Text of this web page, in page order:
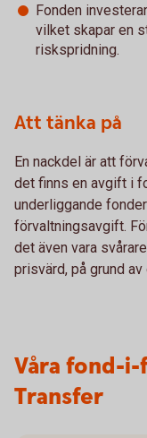
Fonden
vilket skapar en
riskspridning.
Att tänka på
En nackdel är att
det finns en avgift i
underliggande
förvaltningsavgift.
det även vara
prisvärd, på grund
Våra fond-
Transfer